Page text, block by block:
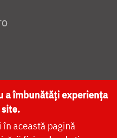
NAȚIONALĂ
a îmbunătăți experiența
această pagină